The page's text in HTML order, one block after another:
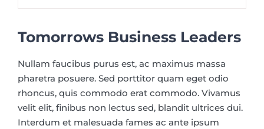
Tomorrows Business Leaders
Nullam faucibus purus est, ac maximus massa
pharetra posuere. Sed porttitor quam eget odio
rhoncus, quis commodo erat commodo. Vivamus
velit elit, finibus non lectus sed, blandit ultrices dui.
Interdum et malesuada fames ac ante ipsum